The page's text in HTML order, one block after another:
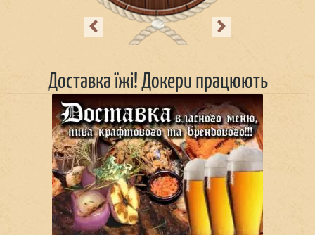
Previous Next
Доставка їжі! Докери працюють